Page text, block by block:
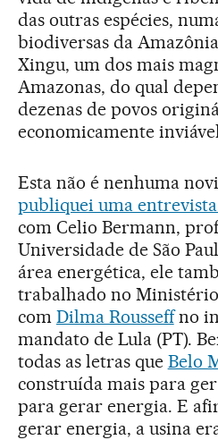
das outras espécies,
biodiversas da
Xingu, um dos mais
Amazonas, do qual
dezenas de povos
economicamente
Esta não é nenhuma
publiquei uma
com Celio Bermann,
Universidade de São
área energética, ele
trabalhado no
com Dilma Rousseffno
mandato de Lula (PT).
todas as letras que Belo
construída mais para
para gerar energia. E
gerar energia, a usina